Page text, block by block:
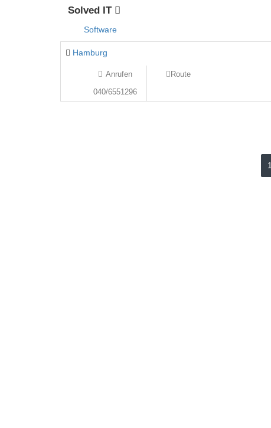
Solved IT
Software
Hamburg
Anrufen
040/6551296
Route
1